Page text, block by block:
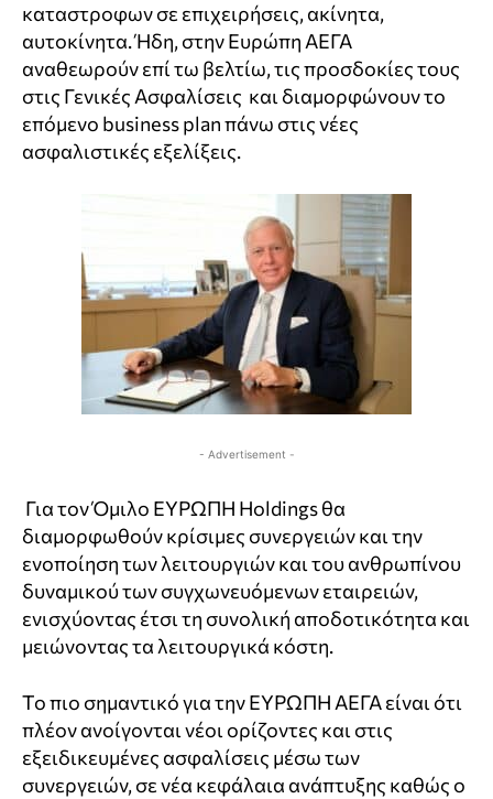
καταστροφων σε επιχειρήσεις, ακίνητα,
αυτοκίνητα. Ήδη, στην Ευρώπη ΑΕΓΑ
αναθεωρούν επί τω βελτίω, τις προσδοκίες τους
στις Γενικές Ασφαλίσεις και διαμορφώνουν το
επόμενο business plan πάνω στις νέες
ασφαλιστικές εξελίξεις.
- Advertisement -
Για τον Όμιλο ΕΥΡΩΠΗ Holdings θα
διαμορφωθούν κρίσιμες συνεργειών και την
ενοποίηση των λειτουργιών και του ανθρωπίνου
δυναμικού των συγχωνευόμενων εταιρειών,
ενισχύοντας έτσι τη συνολική αποδοτικότητα και
μειώνοντας τα λειτουργικά κόστη.
Το πιο σημαντικό για την ΕΥΡΩΠΗ ΑΕΓΑ είναι ότι
πλέον ανοίγονται νέοι ορίζοντες και στις
εξειδικευμένες ασφαλίσεις μέσω των
συνεργειών, σε νέα κεφάλαια ανάπτυξης καθώς ο